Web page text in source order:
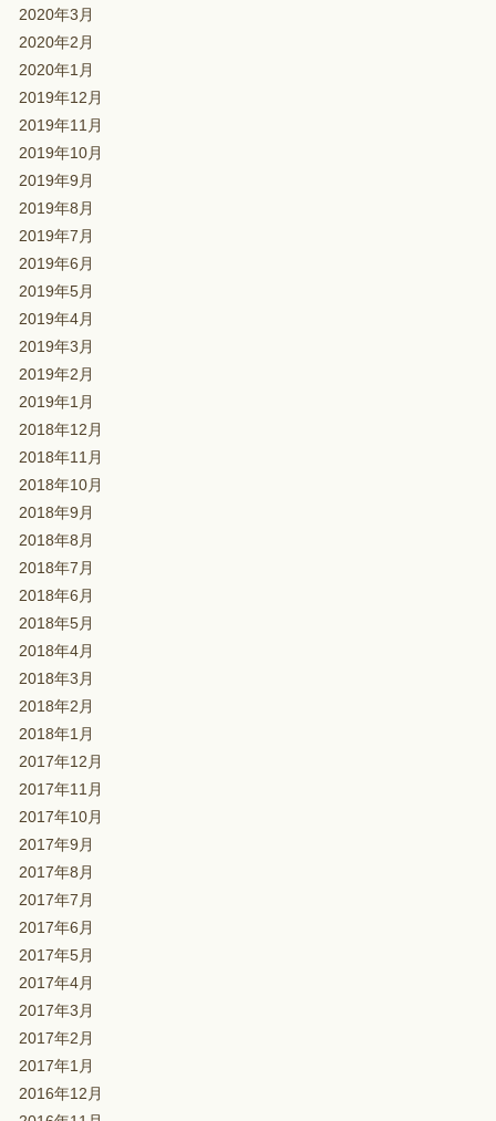
2020年3月
2020年2月
2020年1月
2019年12月
2019年11月
2019年10月
2019年9月
2019年8月
2019年7月
2019年6月
2019年5月
2019年4月
2019年3月
2019年2月
2019年1月
2018年12月
2018年11月
2018年10月
2018年9月
2018年8月
2018年7月
2018年6月
2018年5月
2018年4月
2018年3月
2018年2月
2018年1月
2017年12月
2017年11月
2017年10月
2017年9月
2017年8月
2017年7月
2017年6月
2017年5月
2017年4月
2017年3月
2017年2月
2017年1月
2016年12月